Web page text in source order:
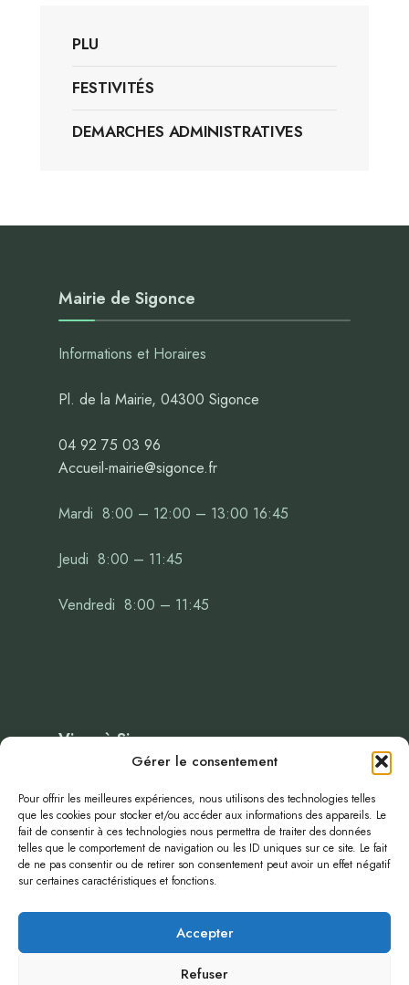
Gérer le consentement
Pour offrir les meilleures expériences, nous utilisons des technologies telles
que les cookies pour stocker et/ou accéder aux informations des appareils. Le
fait de consentir à ces technologies nous permettra de traiter des données
telles que le comportement de navigation ou les ID uniques sur ce site. Le fait
de ne pas consentir ou de retirer son consentement peut avoir un effet négatif
sur certaines caractéristiques et fonctions.
Accepter
Refuser
PLU
FESTIVITÉS
DEMARCHES ADMINISTRATIVES
Mairie de Sigonce
Informations et Horaires
Pl. de la Mairie, 04300 Sigonce
04 92 75 03 96
Accueil-mairie@sigonce.fr
Mardi 8:00 – 12:00 – 13:00 16:45
Jeudi 8:00 – 11:45
Vendredi 8:00 – 11:45
Vivre à Sigonce
Administration
Evenenements
Blog
infos-publiques
politique de confidentialité